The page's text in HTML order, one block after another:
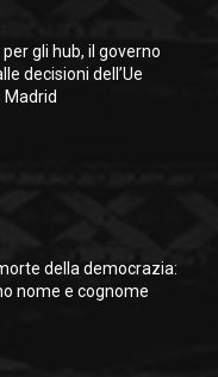
gli hub, il governo
decisioni dell’Ue
della democrazia:
nome e cognome